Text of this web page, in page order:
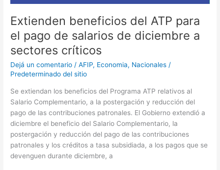
Extienden beneficios del ATP para
el pago de salarios de diciembre a
sectores críticos
Dejá un comentario /AFIP, Economia, Nacionales /
Predeterminado del sitio
Se extiendan los beneficios del Programa ATP relativos al
Salario Complementario, a la postergación y reducción del
pago de las contribuciones patronales. El Gobierno extendió a
diciembre el beneficio del Salario Complementario, la
postergación y reducción del pago de las contribuciones
patronales y los créditos a tasa subsidiada, a los pagos que se
devenguen durante diciembre, a